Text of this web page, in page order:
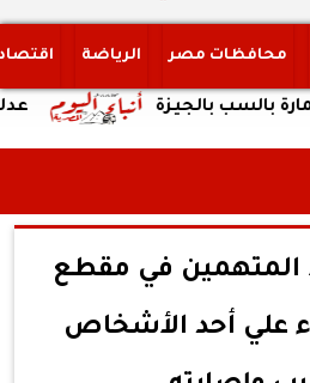
محافظات مصر الرياضة
عدلي وعبد بالجيزة
المتهمين في مقطع
علي أحد الأشخاص